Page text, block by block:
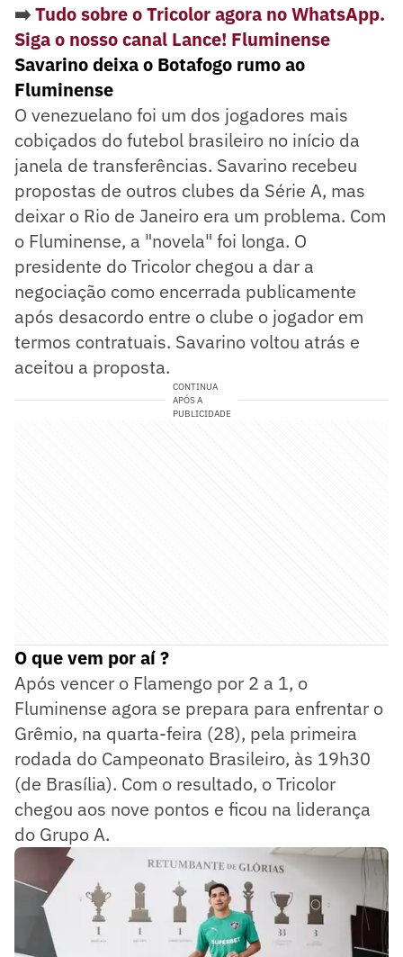
➡️Tudo sobre o Tricolor agora no WhatsApp.
Siga o nosso canal Lance! Fluminense
Savarino deixa o Botafogo rumo ao
Fluminense
O venezuelano foi um dos jogadores mais
cobiçados do futebol brasileiro no início da
janela de transferências. Savarino recebeu
propostas de outros clubes da Série A, mas
deixar o Rio de Janeiro era um problema. Com
o Fluminense, a "novela" foi longa. O
presidente do Tricolor chegou a dar a
negociação como encerrada publicamente
após desacordo entre o clube o jogador em
termos contratuais. Savarino voltou atrás e
aceitou a proposta.
CONTINUA
APÓS A
PUBLICIDADE
O que vem por aí ?
Após vencer o Flamengo por 2 a 1, o
Fluminense agora se prepara para enfrentar o
Grêmio, na quarta-feira (28), pela primeira
rodada do Campeonato Brasileiro, às 19h30
(de Brasília). Com o resultado, o Tricolor
chegou aos nove pontos e ficou na liderança
do Grupo A.